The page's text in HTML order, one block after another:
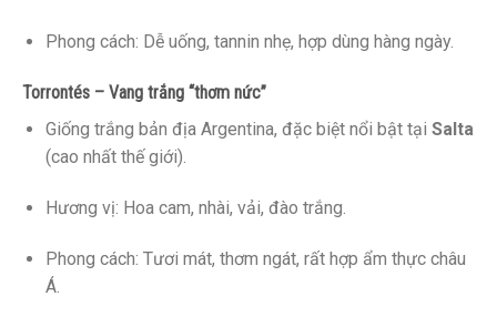
Phong cách: Dễ uống, tannin nhẹ, hợp dùng hàng ngày.
Torrontés – Vang trắng “thơm nức”
Giống trắng bản địa Argentina, đặc biệt nổi bật tại Salta
(cao nhất thế giới).
Hương vị: Hoa cam, nhài, vải, đào trắng.
Phong cách: Tươi mát, thơm ngát, rất hợp ẩm thực châu
Á.